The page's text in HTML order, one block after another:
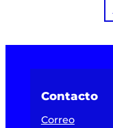
Contacto
Correo